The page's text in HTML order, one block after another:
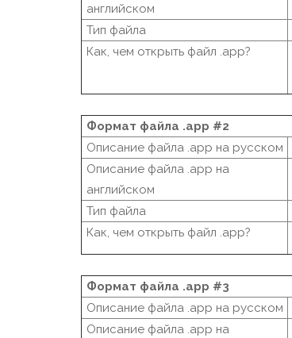
английском
Тип файла
Как, чем открыть файл .app?
Формат файла .app #2
Описание файла .app на русском
Описание файла .app на
английском
Тип файла
Как, чем открыть файл .app?
Формат файла .app #3
Описание файла .app на русском
Описание файла .app на